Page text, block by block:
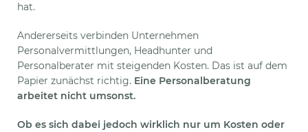
hat.
Andererseits verbinden Unternehmen
Personalvermittlungen, Headhunter und
Personalberater mit steigenden Kosten. Das ist auf dem
Papier zunächst richtig. Eine Personalberatung
arbeitet nicht umsonst.
Ob es sich dabei jedoch wirklich nur um Kosten oder